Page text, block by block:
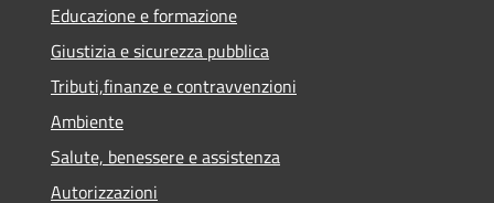
Educazione e formazione
Giustizia e sicurezza pubblica
Tributi,finanze e contravvenzioni
Ambiente
Salute, benessere e assistenza
Autorizzazioni